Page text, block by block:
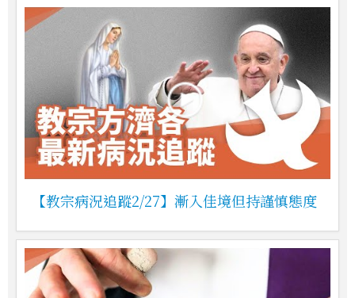
【教宗病況追蹤2/27】漸入佳境但持謹慎態度